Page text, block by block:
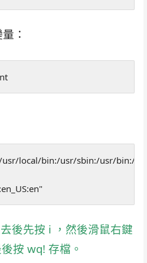
：
usr/local/bin:/usr/sbin:/usr/bin:/
後先按 i ，然後滑鼠右鍵
按 wq! 存檔。